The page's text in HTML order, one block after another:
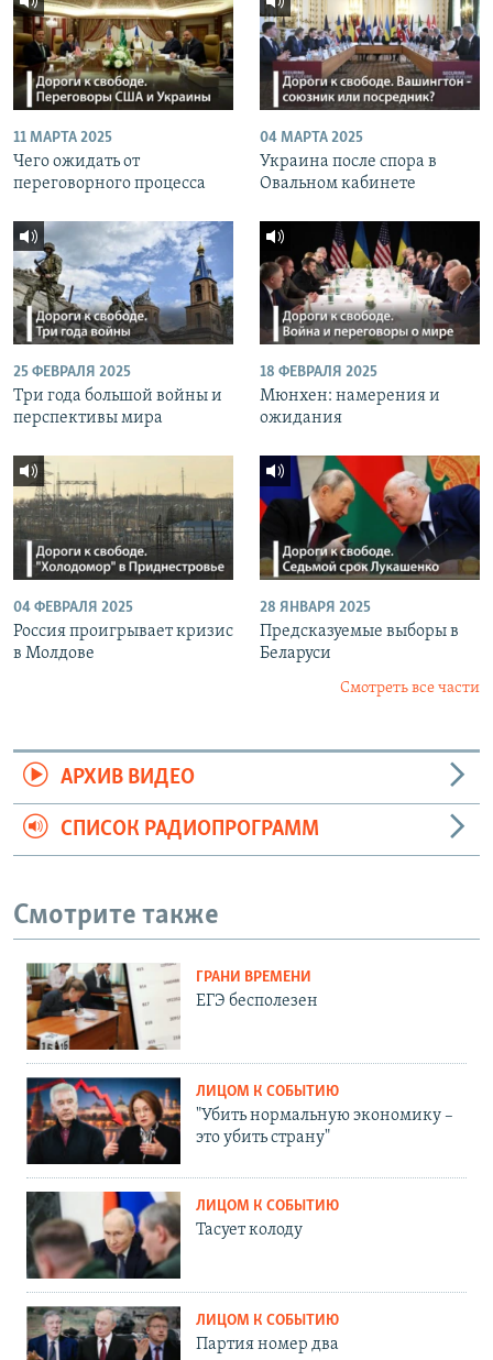
11 МАРТА 2025
Чего ожидать от
переговорного процесса
04 МАРТА 2025
Украина после спора в
Овальном кабинете
25 ФЕВРАЛЯ 2025
Три года большой войны и
перспективы мира
18 ФЕВРАЛЯ 2025
Мюнхен: намерения и
ожидания
04 ФЕВРАЛЯ 2025
Россия проигрывает кризис
в Молдове
28 ЯНВАРЯ 2025
Предсказуемые выборы в
Беларуси
Смотреть все части
АРХИВ ВИДЕО
СПИСОК РАДИОПРОГРАММ
Смотрите также
ГРАНИ ВРЕМЕНИ
ЕГЭ бесполезен
ЛИЦОМ К СОБЫТИЮ
"Убить нормальную экономику –
это убить страну"
ЛИЦОМ К СОБЫТИЮ
Тасует колоду
ЛИЦОМ К СОБЫТИЮ
Партия номер два